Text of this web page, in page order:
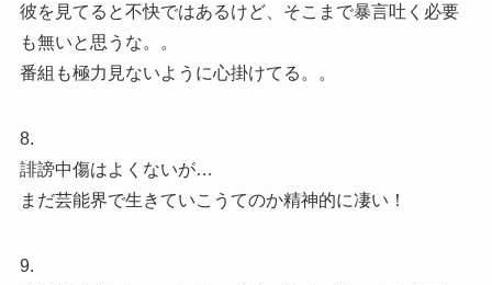
彼を見てると不快ではあるけど、そこまで暴言吐く必要
も無いと思うな。。
番組も極力見ないように心掛けてる。。
8.
誹謗中傷はよくないが…
まだ芸能界で生きていこうてのか精神的に凄い！
9.